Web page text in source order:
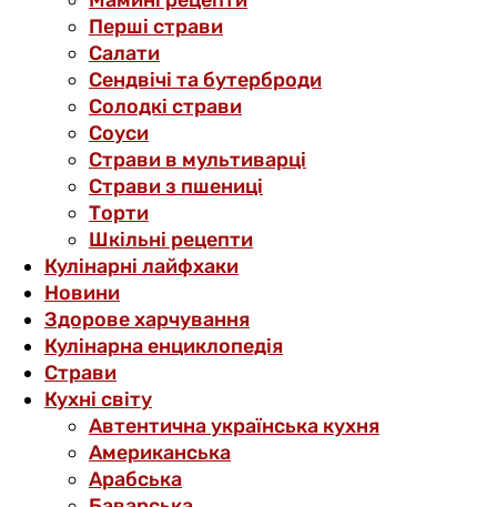
Перші страви
Салати
Сендвічі та бутерброди
Солодкі страви
Соуси
Страви в мультиварці
Страви з пшениці
Торти
Шкільні рецепти
Кулінарні лайфхаки
Новини
Здорове харчування
Кулінарна енциклопедія
Страви
Кухні світу
Автентична українська кухня
Американська
Арабська